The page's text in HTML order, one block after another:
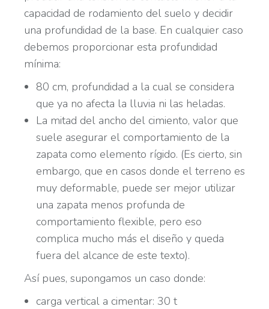
capacidad de rodamiento del suelo y decidir
una profundidad de la base. En cualquier caso
debemos proporcionar esta profundidad
mínima:
80 cm, profundidad a la cual se considera
que ya no afecta la lluvia ni las heladas.
La mitad del ancho del cimiento, valor que
suele asegurar el comportamiento de la
zapata como elemento rígido. (Es cierto, sin
embargo, que en casos donde el terreno es
muy deformable, puede ser mejor utilizar
una zapata menos profunda de
comportamiento flexible, pero eso
complica mucho más el diseño y queda
fuera del alcance de este texto).
Así pues, supongamos un caso donde:
carga vertical a cimentar: 30 t